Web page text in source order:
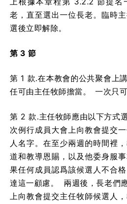
老，直至選出一位長老。臨時
選後立即解除。
第 3 節
第 1 款.在本教會的公共聚會上
任可由主任牧師擔當。 一次只可
第 2 款.主任牧師應由以下方式
次例行成員大會上向教會提交
人名字。在至少兩週的時間裡
道和教導恩賜，以及他委身服
果任何成員認爲該候選人不合
達這一顧慮。 兩週後，長老們
上向教會提交主任牧師候選人